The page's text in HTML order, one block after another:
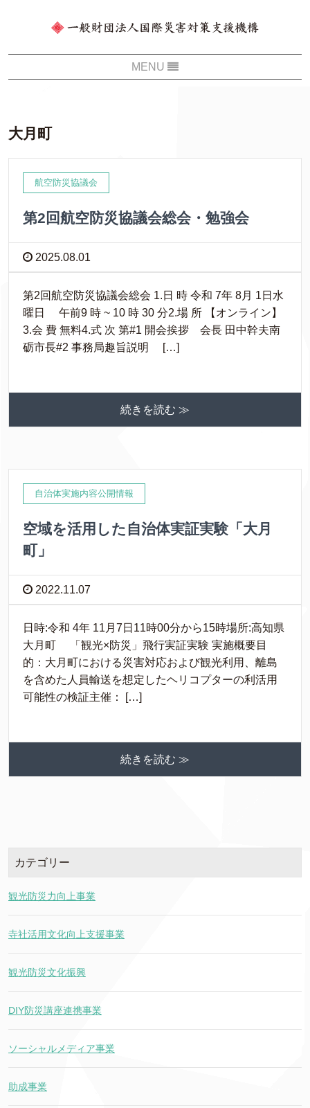
大月町
航空防災協議会
第2回航空防災協議会総会・勉強会
2025.08.01
第2回航空防災協議会総会 1.日 時 令和 7年 8月 1日水
曜日 午前9 時 ~ 10 時 30 分2.場 所 【オンライン】
3.会 費 無料4.式 次 第#1 開会挨拶 会長 田中幹夫南
砺市長#2 事務局趣旨説明 […]
続きを読む ≫
自治体実施内容公開情報
空域を活用した自治体実証実験「大月
町」
2022.11.07
日時:令和 4年 11月7日11時00分から15時場所:高知県
大月町 「観光×防災」飛行実証実験 実施概要目
的：大月町における災害対応および観光利用、離島
を含めた人員輸送を想定したヘリコプターの利活用
可能性の検証主催： […]
続きを読む ≫
カテゴリー
観光防災力向上事業
寺社活用文化向上支援事業
観光防災文化振興
DIY防災講座連携事業
ソーシャルメディア事業
助成事業